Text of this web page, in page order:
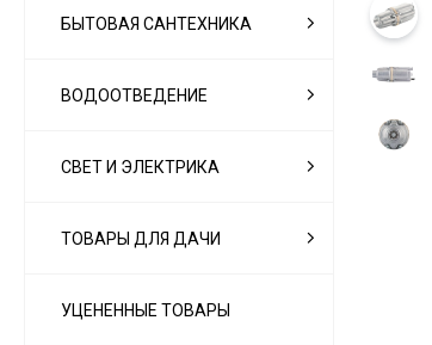
БЫТОВАЯ САНТЕХНИКА
ВОДООТВЕДЕНИЕ
СВЕТ И ЭЛЕКТРИКА
ТОВАРЫ ДЛЯ ДАЧИ
УЦЕНЕННЫЕ ТОВАРЫ